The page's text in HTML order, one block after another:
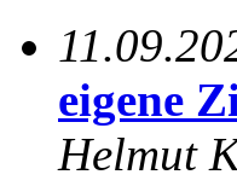
eigene
Helmut